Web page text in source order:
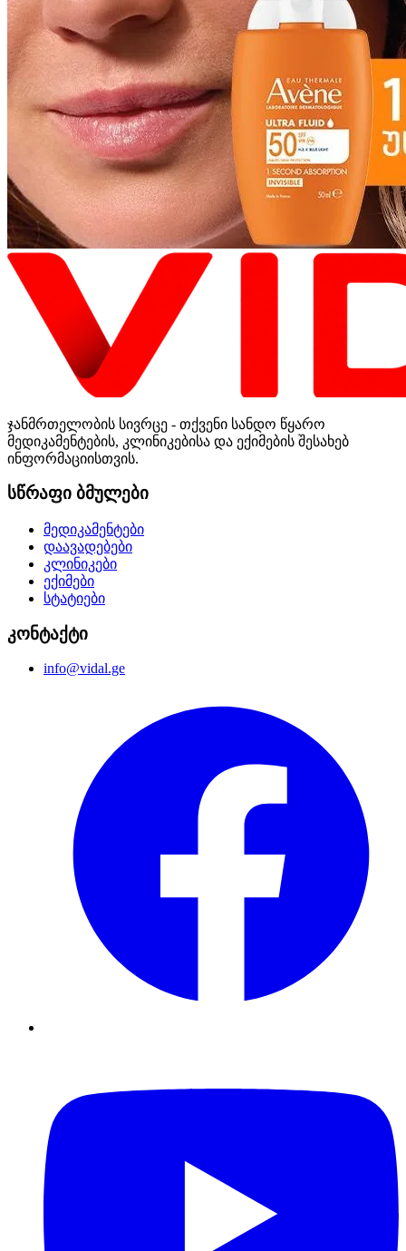
ჯანმრთელობის სივრცე - თქვენი სანდო წყარო
მედიკამენტების, კლინიკებისა და ექიმების შესახებ
ინფორმაციისთვის.
სწრაფი ბმულები
მედიკამენტები
დაავადებები
კლინიკები
ექიმები
სტატიები
კონტაქტი
info@vidal.ge